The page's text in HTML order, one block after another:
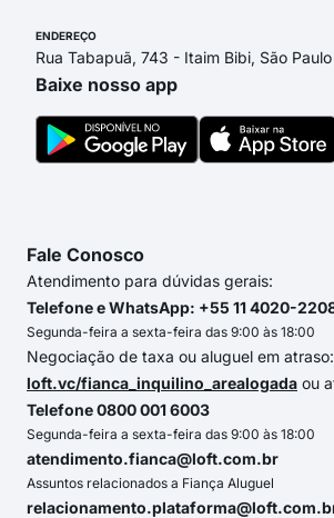
ENDEREÇO
Rua Tabapuã, 743 - Itaim Bibi, São
Baixe nosso app
Fale Conosco
Atendimento para dúvidas gerais:
Telefone e WhatsApp: +55 11 4020-
Segunda-feira a sexta-feira das 9:00 às 18:00
Negociação de taxa ou aluguel em atraso:
loft.vc/fianca_inquilino_arealogada ou
Telefone 0800 001 6003
Segunda-feira a sexta-feira das 9:00 às 18:00
atendimento.fianca@loft.com.br
Assuntos relacionados a Fiança Aluguel